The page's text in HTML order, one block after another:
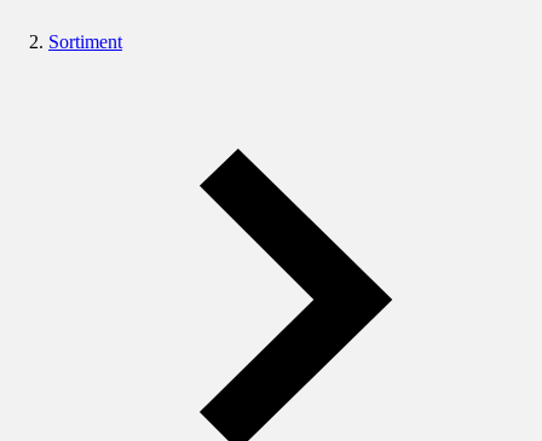
Sortiment